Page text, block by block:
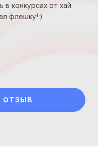
в конкурсах от хай
флешку!:)
ОТЗЫВ